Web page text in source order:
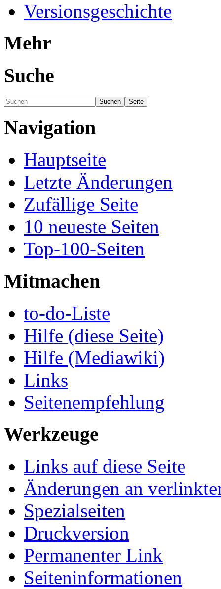
Versionsgeschichte
Mehr
Suche
Navigation
Hauptseite
Letzte Änderungen
Zufällige Seite
10 neueste Seiten
Top-100-Seiten
Mitmachen
to-do-Liste
Hilfe (diese Seite)
Hilfe (Mediawiki)
Links
Seitenempfehlung
Werkzeuge
Links auf diese Seite
Änderungen an
Spezialseiten
Druckversion
Permanenter Link
Seiteninformationen